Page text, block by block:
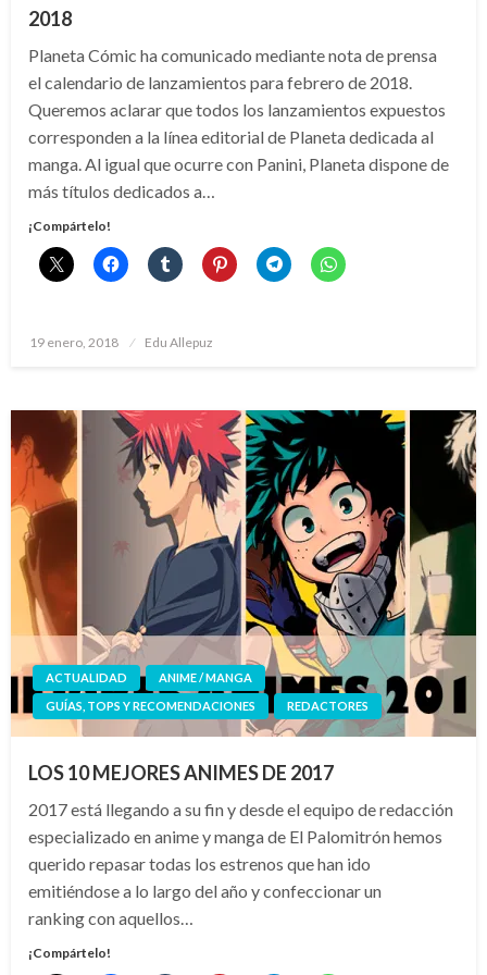
2018
Planeta Cómic ha comunicado mediante nota de prensa
el calendario de lanzamientos para febrero de 2018.
Queremos aclarar que todos los lanzamientos expuestos
corresponden a la línea editorial de Planeta dedicada al
manga. Al igual que ocurre con Panini, Planeta dispone de
más títulos dedicados a…
¡Compártelo!
Publicado
19 enero, 2018 Edu Allepuz
ACTUALIDAD
ANIME / MANGA
GUÍAS, TOPS Y RECOMENDACIONES
REDACTORES
LOS 10 MEJORES ANIMES DE 2017
2017 está llegando a su fin y desde el equipo de redacción
especializado en anime y manga de El Palomitrón hemos
querido repasar todas los estrenos que han ido
emitiéndose a lo largo del año y confeccionar un
ranking con aquellos…
¡Compártelo!